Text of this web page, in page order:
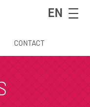
EN
CONTACT